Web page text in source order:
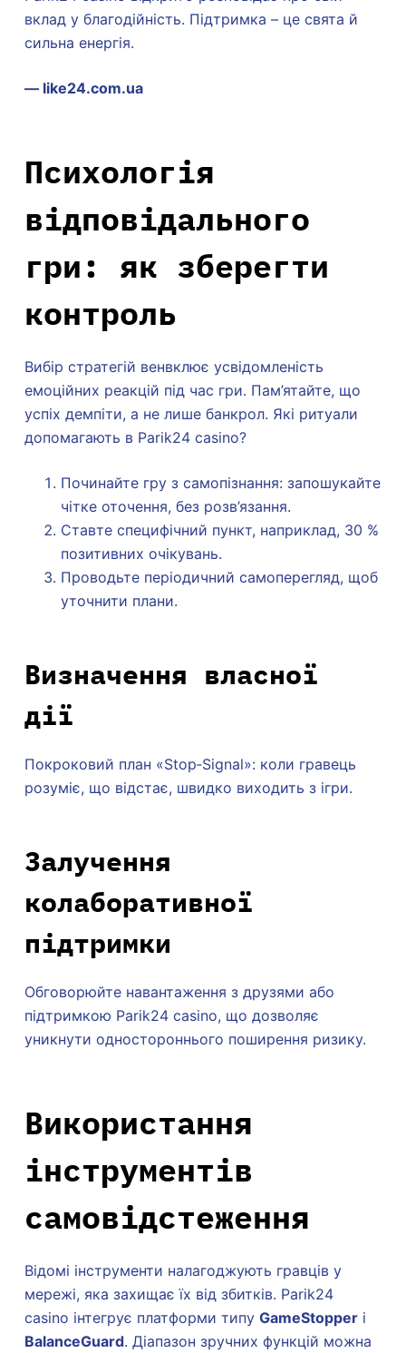
вклад у благодійність. Підтримка – це свята й
сильна енергія.
— like24.com.ua
Психологія
відповідального
гри: як зберегти
контроль
Вибір стратегій венвклює усвідомленість
емоційних реакцій під час гри. Пам’ятайте, що
успіх демпіти, а не лише банкрол. Які ритуали
допомагають в Parik24 casino?
Починайте гру з самопізнання: запошукайте
чітке оточення, без розв’язання.
Ставте специфічний пункт, наприклад, 30 %
позитивних очікувань.
Проводьте періодичний самоперегляд, щоб
уточнити плани.
Визначення власної
дії
Покроковий план «Stop‑Signal»: коли гравець
розуміє, що відстає, швидко виходить з ігри.
Залучення
колаборативної
підтримки
Обговорюйте навантаження з друзями або
підтримкою Parik24 casino, що дозволяє
уникнути одностороннього поширення ризику.
Використання
інструментів
самовідстеження
Відомі інструменти налагоджують гравців у
мережі, яка захищає їх від збитків. Parik24
casino інтегрує платформи типу GameStopperі
BalanceGuard. Діапазон зручних функцій можна